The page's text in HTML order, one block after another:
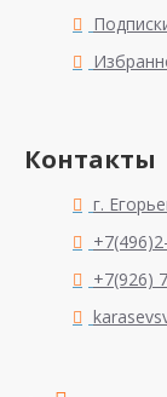
Контакты
г.
+7(926)